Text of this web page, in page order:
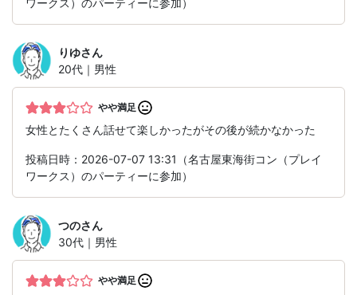
ワークス）のパーティーに参加）
りゆさん
20代｜男性
やや満足
女性とたくさん話せて楽しかったがその後が続かなかった
投稿日時：2026-07-07 13:31（名古屋東海街コン（プレイ
ワークス）のパーティーに参加）
つのさん
30代｜男性
やや満足